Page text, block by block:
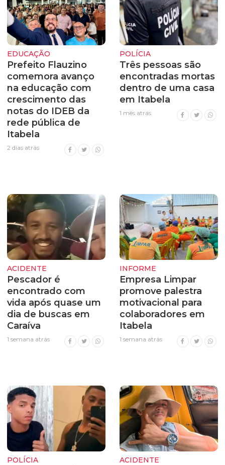
EDUCAÇÃO
Prefeito Flauzino
comemora avanço
na educação com
crescimento das
notas do IDEB da
rede pública de
Itabela
2 dias atrás
POLÍCIA
Três pessoas são
encontradas mortas
dentro de uma casa
em Itabela
1 mês atrás
ACIDENTE
Pescador é
encontrado com
vida após quase um
dia de buscas em
Caraíva
1 semana atrás
INFORME
Empresa Limpar
promove palestra
motivacional para
colaboradores em
Itabela
1 semana atrás
POLÍCIA ACIDENTE